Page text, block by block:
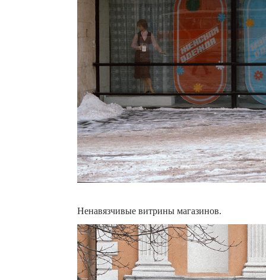
Ненавязчивые витрины магазинов.